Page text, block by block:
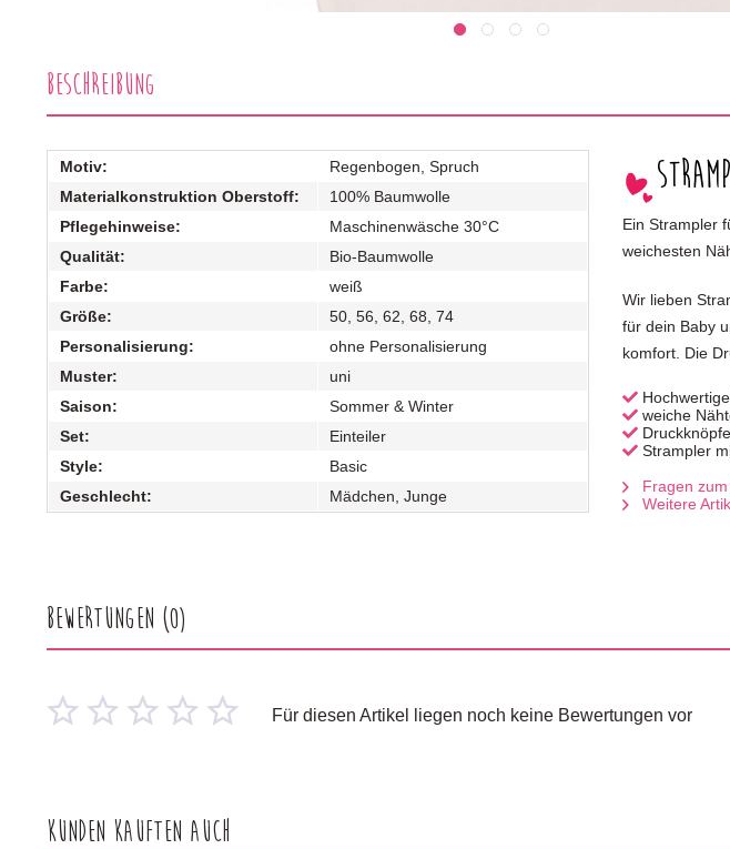
Beschreibung
Motiv:
Regenbogen, Spruch
Materialkonstruktion Oberstoff:
100% Baumwolle
Pflegehinweise:
Maschinenwäsche 30°C
Qualität:
Bio-Baumwolle
Farbe:
weiß
Größe:
50, 56, 62, 68, 74
Personalisierung:
ohne Personalisierung
Muster:
uni
Saison:
Sommer & Winter
Set:
Einteiler
Style:
Basic
Geschlecht:
Mädchen, Junge
Ein Strampler
weichesten
Wir lieben
für dein Baby
komfort. Die
weiche
Strampler
Fragen
Weitere
Bewertungen (0)
Für diesen Artikel liegen noch keine Bewertungen vor
Kunden kauften auch